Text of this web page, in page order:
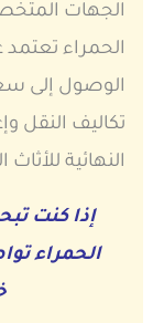
الجهات
الحمراء
الوصول إلى
تكاليف النقل
النهائية
إذا كنت
الحمراء